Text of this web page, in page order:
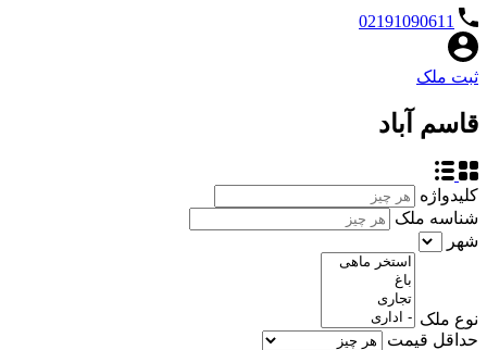
02191090611
ثبت ملک
قاسم آباد
کلیدواژه
شناسه ملک
شهر
نوع ملک
حداقل قیمت